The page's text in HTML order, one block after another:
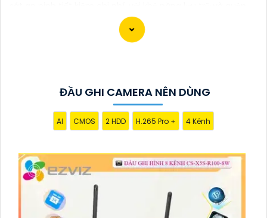
lý hình ảnh từ nhiều camera. Bạn có thể chọn số lượng
kênh theo nhu cầu từ 4 đến 128 kênh với các thương hiệu
nổi tiếng như KBVision, Hikvision, Dahua, Imou và Ezviz đảm
ĐẦU GHI CAMERA NÊN DÙNG
AI CMOS 2 HDD H.265 Pro + 4 Kênh